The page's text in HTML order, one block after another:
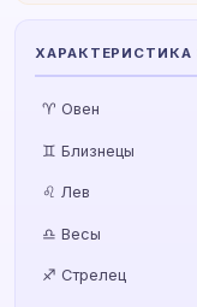
ХАРАКТЕРИСТИКА
♈ Овен
♊ Близнецы
♌ Лев
♎ Весы
♐ Стрелец